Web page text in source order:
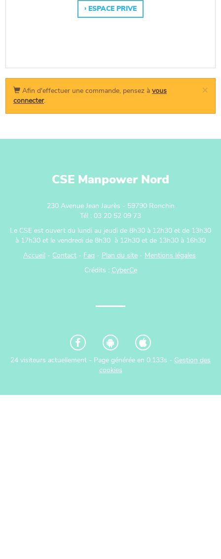
ESPACE PRIVE
×
Afin d'effectuer une commande, pensez à vous
connecter.
CSE Manpower Nord
230 Avenue Jean Jaurès - 59790 Ronchin
Tél : 03 20 52 09 73
Le CSE est ouvert du lundi au jeudi de 8h30 à 12h30 et de 13h30
à 17h30 et le vendredi de 8h30 à 12h30 et de 13h30 à 16h30
Accueil - Contact - Faq - Plan du site - Mentions légales
Crédits : CyberCe
24 visiteurs actuellement - Page générée en 0.133s - Gestion des
cookies